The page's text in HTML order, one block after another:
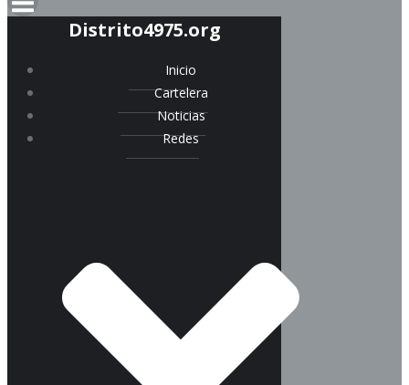
Distrito4975.org
Inicio
Cartelera
Noticias
Redes